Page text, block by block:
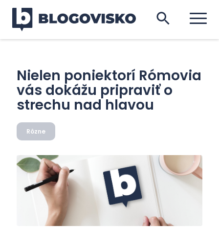
Nielen poniektorí Rómovia
vás dokážu pripraviť o
strechu nad hlavou
Rôzne